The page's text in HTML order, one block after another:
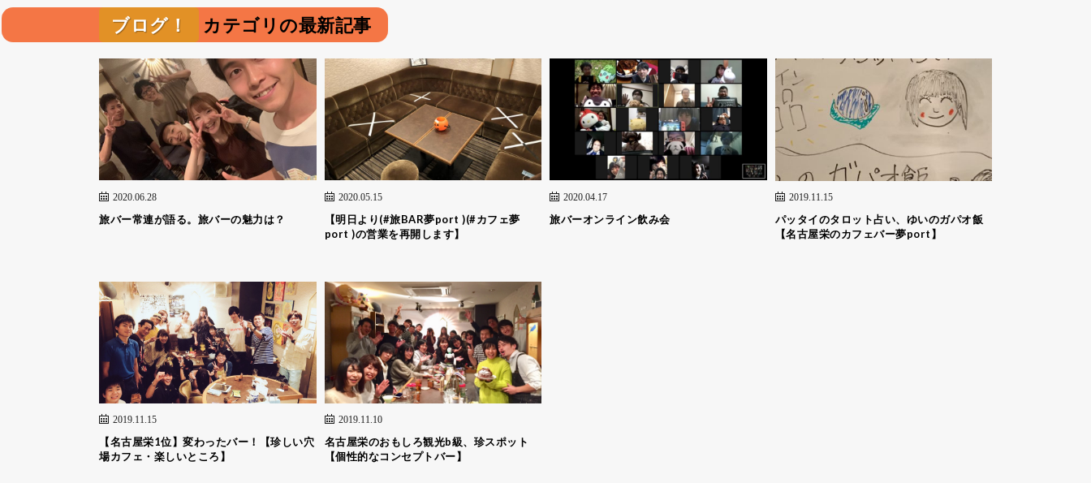
ブログ！ カテゴリの最新記事
2020.06.28
旅バー常連が語る。旅バーの魅力は？
2020.05.15
【明日より(#旅BAR夢port )(#カフェ夢
port )の営業を再開します】
2020.04.17
旅バーオンライン飲み会
2019.11.15
パッタイのタロット占い、ゆいのガパオ飯
【名古屋栄のカフェバー夢port】
2019.11.15
【名古屋栄1位】変わったバー！【珍しい穴
場カフェ・楽しいところ】
2019.11.10
名古屋栄のおもしろ観光b級、珍スポット
【個性的なコンセプトバー】